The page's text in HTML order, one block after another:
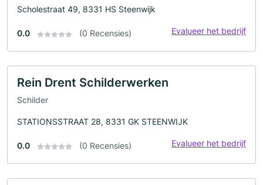
Scholestraat 49, 8331 HS Steenwijk
0.0 (0 Recensies) Evalueer het bedrijf
Rein Drent Schilderwerken
Schilder
STATIONSSTRAAT 28, 8331 GK STEENWIJK
0.0 (0 Recensies) Evalueer het bedrijf